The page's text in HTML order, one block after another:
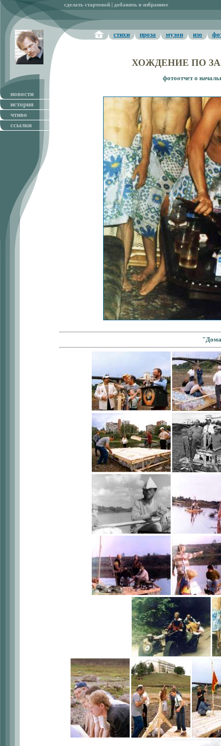
сделать стартовой добавить в избранное
стихи проза музон изо
новости
история
чтиво
ссылки
ХОЖДЕНИЕ ПО
фотоотчет о
"Дома